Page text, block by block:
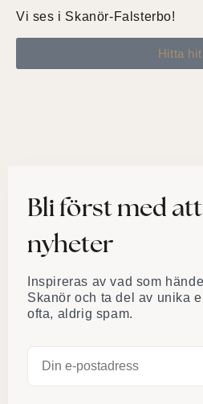
Vi ses i Skanör-Falsterbo!
Hitta hit
Bli först med
nyheter
Inspireras av vad som
Skanör och ta del av unika
ofta, aldrig spam.